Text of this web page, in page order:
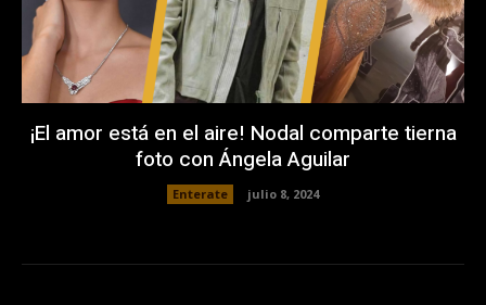
¡El amor está en el aire! Nodal comparte tierna
foto con Ángela Aguilar
Enterate julio 8, 2024